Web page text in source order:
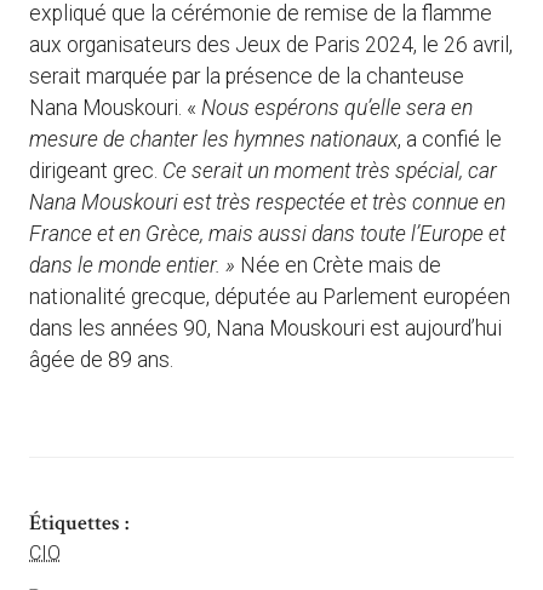
expliqué que la cérémonie de remise de la flamme
aux organisateurs des Jeux de Paris 2024, le 26 avril,
serait marquée par la présence de la chanteuse
Nana Mouskouri. « Nous espérons qu’elle sera en
mesure de chanter les hymnes nationaux, a confié le
dirigeant grec. Ce serait un moment très spécial, car
Nana Mouskouri est très respectée et très connue en
France et en Grèce, mais aussi dans toute l’Europe et
dans le monde entier. » Née en Crète mais de
nationalité grecque, députée au Parlement européen
dans les années 90, Nana Mouskouri est aujourd’hui
âgée de 89 ans.
Étiquettes :
CIO